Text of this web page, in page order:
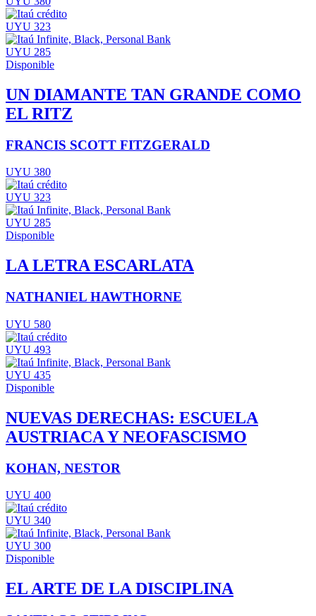
UYU 323
UYU 285
Disponible
UN DIAMANTE TAN GRANDE COMO
EL RITZ
FRANCIS SCOTT FITZGERALD
UYU 380
UYU 323
UYU 285
Disponible
LA LETRA ESCARLATA
NATHANIEL HAWTHORNE
UYU 580
UYU 493
UYU 435
Disponible
NUEVAS DERECHAS: ESCUELA
AUSTRIACA Y NEOFASCISMO
KOHAN, NESTOR
UYU 400
UYU 340
UYU 300
Disponible
EL ARTE DE LA DISCIPLINA